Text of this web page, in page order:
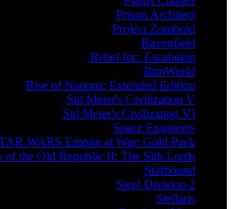
Prison Architect
Project Zomboid
Ravenfield
Rebel Inc: Escalation
RimWorld
Rise of Nations: Extended Edition
Sid Meier's Civilization V
Sid Meier's Civilization VI
Space Engineers
WARS Empire at War: Gold Pack
the Old Republic II: The Sith Lords
Starbound
Steel Division 2
Stellaris